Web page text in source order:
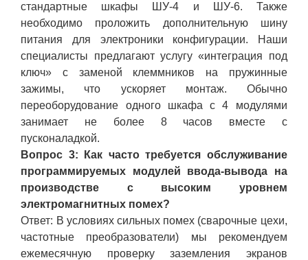
стандартные шкафы ШУ-4 и ШУ-6. Также
необходимо проложить дополнительную шину
питания для электроники конфигурации. Наши
специалисты предлагают услугу «интеграция под
ключ» с заменой клеммников на пружинные
зажимы, что ускоряет монтаж. Обычно
переоборудование одного шкафа с 4 модулями
занимает не более 8 часов вместе с
пусконаладкой.
Вопрос 3: Как часто требуется обслуживание
программируемых модулей ввода-вывода на
производстве с высоким уровнем
электромагнитных помех?
Ответ: В условиях сильных помех (сварочные цехи,
частотные преобразователи) мы рекомендуем
ежемесячную проверку заземления экранов